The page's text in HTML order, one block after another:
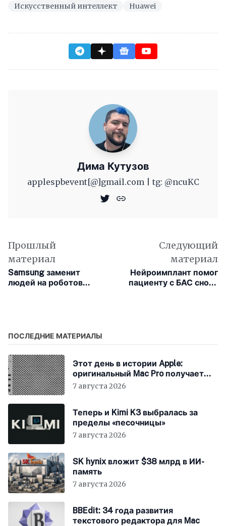
Искусственный интеллект
Huawei
Дима Кутузов
applespbevent[@]gmail.com | tg: @ncuKC
Прошлый
материал
Samsung заменит
людей на роботов
Следующий
материал
Нейроимплант помог
пациенту с БАС снова
ПОСЛЕДНИЕ МАТЕРИАЛЫ
Этот день в истории Apple:
оригинальный Mac Pro получает
мощный процессор Intel
7 августа 2026
Теперь и Kimi K3 выбралась за
пределы «песочницы»
7 августа 2026
SK hynix вложит $38 млрд в ИИ-
память
7 августа 2026
BBEdit: 34 года развития
текстового редактора для Mac